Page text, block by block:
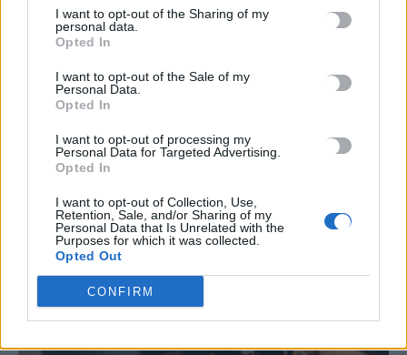
I want to opt-out of the Sharing of my
personal data.
Opted In
I want to opt-out of the Sale of my
Personal Data.
Opted In
I want to opt-out of processing my
Personal Data for Targeted Advertising.
Opted In
I want to opt-out of Collection, Use,
Retention, Sale, and/or Sharing of my
Personal Data that Is Unrelated with the
Purposes for which it was collected.
Opted Out
CONFIRM
TRENDING
ΔΕΚΑΠΕΝΤΑΥΓΟΥΣΤΟΣ
ΣΧΕΤΙΚΆ ΆΡΘΡΑ